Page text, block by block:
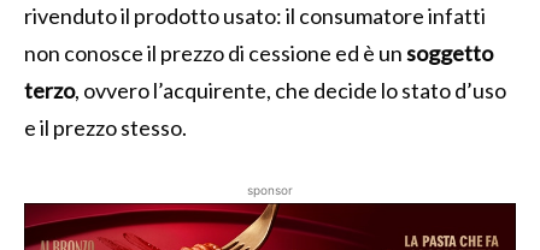
rivenduto il prodotto usato: il consumatore infatti
non conosce il prezzo di cessione ed è unsoggetto
terzo, ovvero l’acquirente, che decide lo stato d’uso
e il prezzo stesso.
sponsor